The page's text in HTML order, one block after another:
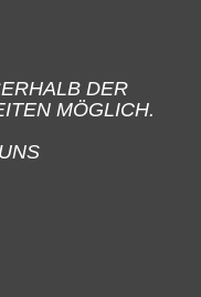
DER
MÖGLICH.